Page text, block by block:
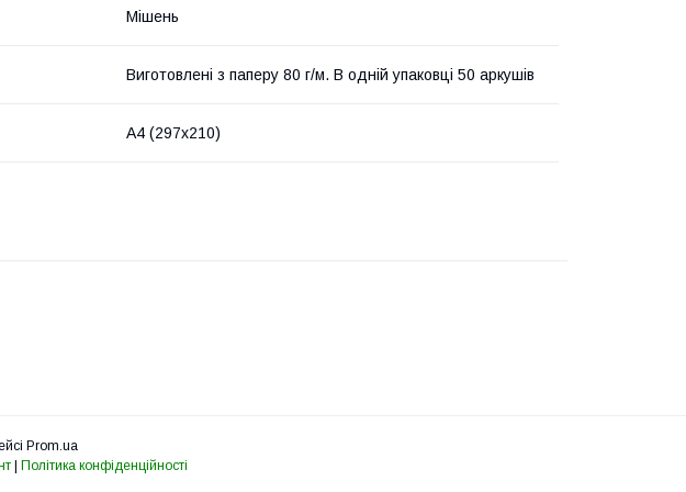
Мішень
Виготовлені з паперу 80 г/м. В одній упаковці 50 аркушів
А4 (297х210)
Prom.ua
| Політика конфіденційності